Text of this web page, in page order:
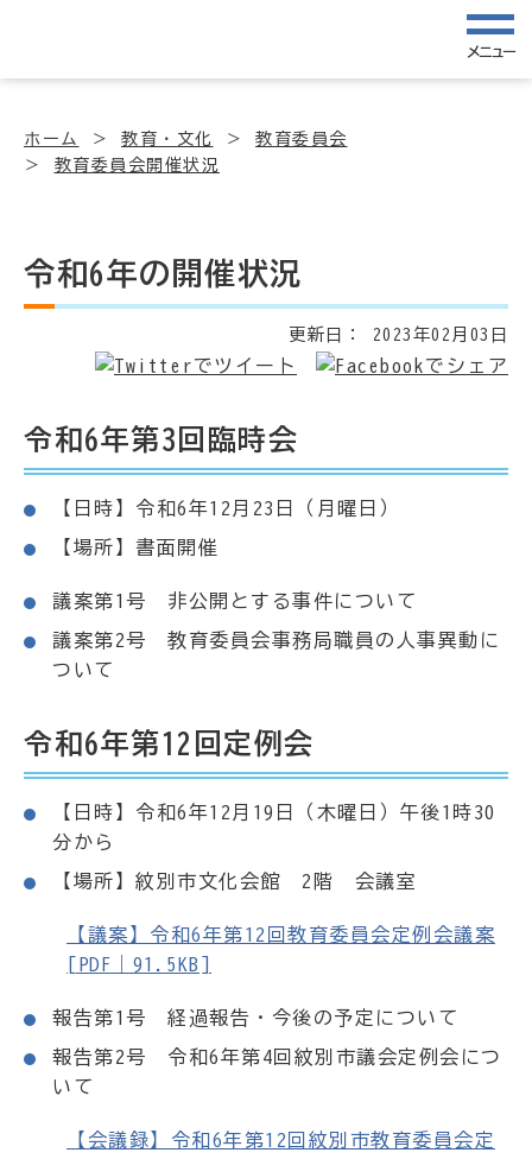
メニュー
ホーム 教育・文化
教育委員会
教育委員会開催状況
令和6年の開催状況
更新日： 2023年02月03日
令和6年第3回臨時会
【日時】令和6年12月23日（月曜日）
【場所】書面開催
議案第1号 非公開とする事件について
議案第2号 教育委員会事務局職員の人事異動に
ついて
令和6年第12回定例会
【日時】令和6年12月19日（木曜日）午後1時30
分から
【場所】紋別市文化会館 2階 会議室
【議案】令和6年第12回教育委員会定例会議案
[PDF｜91.5KB]
報告第1号 経過報告・今後の予定について
報告第2号 令和6年第4回紋別市議会定例会につ
いて
【会議録】令和6年第12回紋別市教育委員会定